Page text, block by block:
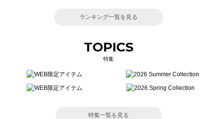
ランキング一覧を見る
TOPICS
特集
特集一覧を見る